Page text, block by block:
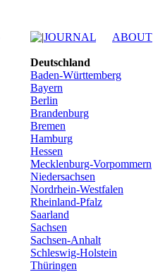
Deutschland
Baden-Württemberg
Bayern
Berlin
Brandenburg
Bremen
Hamburg
Hessen
Mecklenburg-Vorpommern
Niedersachsen
Nordrhein-Westfalen
Rheinland-Pfalz
Saarland
Sachsen
Sachsen-Anhalt
Schleswig-Holstein
Thüringen
JOURNAL ABOUT